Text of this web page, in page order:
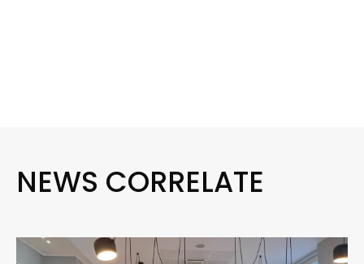
NEWS CORRELATE